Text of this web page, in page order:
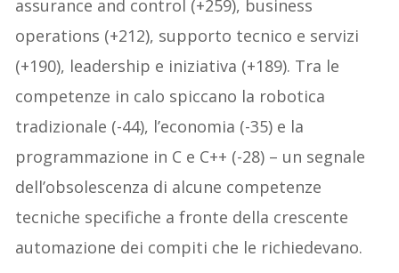
assurance and control (+259), business
operations (+212), supporto tecnico e servizi
(+190), leadership e iniziativa (+189). Tra le
competenze in calo spiccano la robotica
tradizionale (-44), l’economia (-35) e la
programmazione in C e C++ (-28) – un segnale
dell’obsolescenza di alcune competenze
tecniche specifiche a fronte della crescente
automazione dei compiti che le richiedevano.